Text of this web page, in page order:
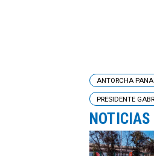
ANTORCHA
PRESIDENTE